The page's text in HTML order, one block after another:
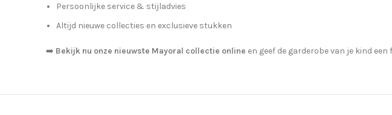
Persoonlijke service & stijladvies
Altijd nieuwe collecties en exclusieve stukken
➡️ Bekijk nu onze nieuwste Mayoral collectie online en geef de garderobe van je kind